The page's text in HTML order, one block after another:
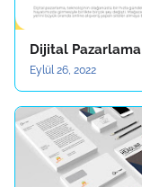
Dijital Pazarlama
Eylül 26, 2022